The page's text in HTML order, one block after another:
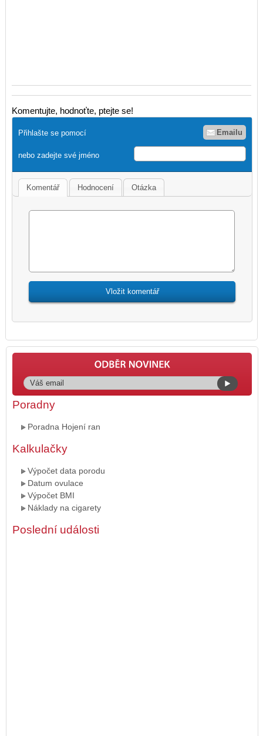
Komentujte, hodnoťte, ptejte se!
Přihlašte se pomocí Emailu
nebo zadejte své jméno
Komentář Hodnocení Otázka
Poradny
Poradna Hojení ran
Kalkulačky
Výpočet data porodu
Datum ovulace
Výpočet BMI
Náklady na cigarety
Poslední události